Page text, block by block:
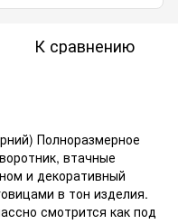
К сравнению
Полноразмерное
втачные
и декоративный
в тон изделия.
смотрится как под